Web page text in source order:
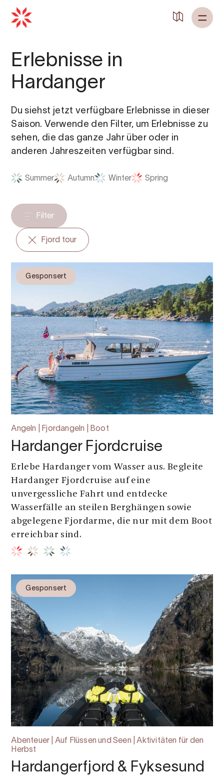
Erlebnisse in
Hardanger
Du siehst jetzt verfügbare Erlebnisse in dieser
Saison. Verwende den Filter, um Erlebnisse zu
sehen, die das ganze Jahr über oder in
anderen Jahreszeiten verfügbar sind.
Summer Autumn Winter Spring
Filter
Fjord tour
Gesponsert
Angeln | Fjordangeln | Boot
Hardanger Fjordcruise
Erlebe Hardanger vom Wasser aus. Begleite
Hardanger Fjordcruise auf eine
unvergessliche Fahrt und entdecke
Wasserfälle an steilen Berghängen sowie
abgelegene Fjordarme, die nur mit dem Boot
erreichbar sind.
Gesponsert
Abenteuer | Auf Flüssen und Seen | Aktivitäten für den
Herbst
Hardangerfjord & Fyksesund